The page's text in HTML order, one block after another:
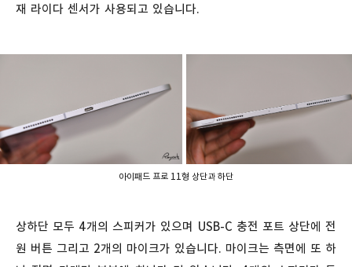
재 라이다 센서가 사용되고 있습니다.
아이패드 프로 11형 상단과 하단
상하단 모두 4개의 스피커가 있으며 USB-C 충전 포트 상단에 전
원 버튼 그리고 2개의 마이크가 있습니다. 마이크는 측면에 또 하